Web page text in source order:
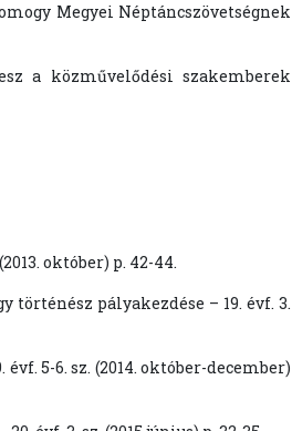
Megyei Néptáncszövetségnek
a közművelődési szakemberek
október) p. 42-44.
pályakezdése – 19. évf. 3.
5-6. sz. (2014. október-december)